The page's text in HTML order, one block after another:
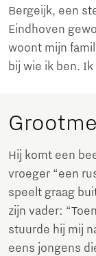
Bergeijk, een
Eindhoven
woont mijn
bij wie ik ben.
Hij komt een
vroeger “een
speelt graag
zijn vader:
stuurde hij mij
eens jongens